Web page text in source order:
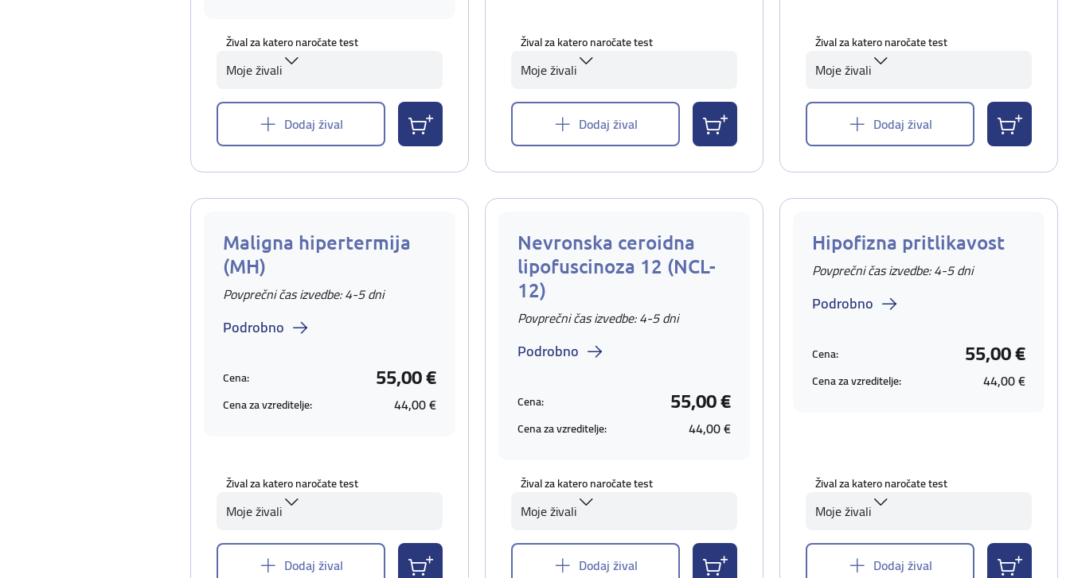
Žival za katero naročate test
Moje živali
Dodaj žival
Žival za katero naročate test
Moje živali
Dodaj žival
Žival za katero naročate test
Moje živali
Dodaj žival
Maligna hipertermija
(MH)
Povprečni čas izvedbe: 4-5 dni
Podrobno
Cena: 55,00 €
Cena za vzreditelje: 44,00 €
Žival za katero naročate test
Moje živali
Dodaj žival
Nevronska ceroidna
lipofuscinoza 12 (NCL-
12)
Povprečni čas izvedbe: 4-5 dni
Podrobno
Cena: 55,00 €
Cena za vzreditelje: 44,00 €
Žival za katero naročate test
Moje živali
Dodaj žival
Hipofizna pritlikavost
Povprečni čas izvedbe: 4-5 dni
Podrobno
Cena: 55,00 €
Cena za vzreditelje: 44,00 €
Žival za katero naročate test
Moje živali
Dodaj žival